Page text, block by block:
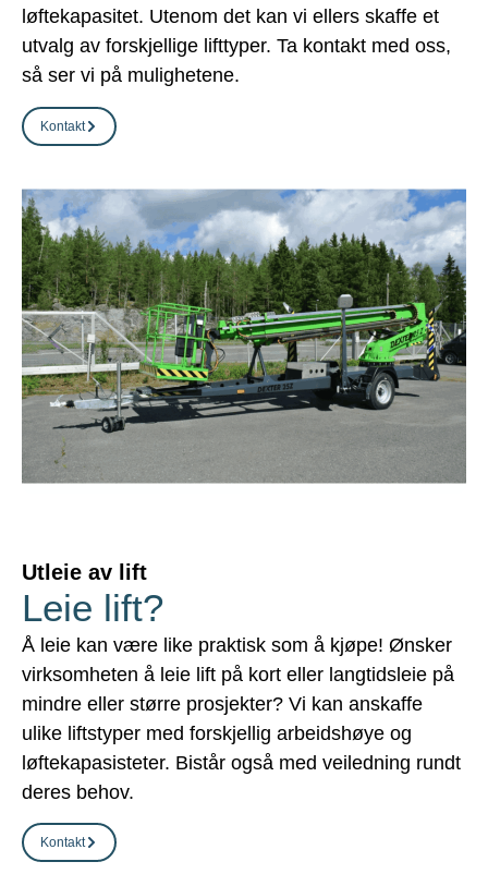
løftekapasitet. Utenom det kan vi ellers skaffe et
utvalg av forskjellige lifttyper. Ta kontakt med oss,
så ser vi på mulighetene.
Kontakt
Utleie av lift
Leie lift?
Å leie kan være like praktisk som å kjøpe! Ønsker
virksomheten å leie lift på kort eller langtidsleie på
mindre eller større prosjekter? Vi kan anskaffe
ulike liftstyper med forskjellig arbeidshøye og
løftekapasisteter. Bistår også med veiledning rundt
deres behov.
Kontakt